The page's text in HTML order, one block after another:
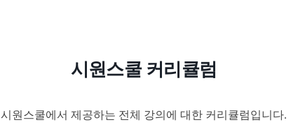
시원스쿨 커리큘럼
시원스쿨에서 제공하는 전체 강의에 대한 커리큘럼입니다.